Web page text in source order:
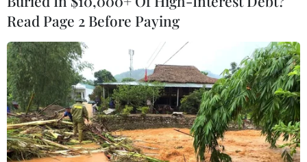
Lực lượng Cảnh sát Giao thông, Công an thành phố Hà Nội,
diễu hành trong ngày ra quân bảo đảm an ninh, trật tự trước,
trong và sau Tết Nguyên đán Giáp Thìn 2024. (Ảnh: Phạm
Kiên/TTXVN)
Read Page 2 Before Paying